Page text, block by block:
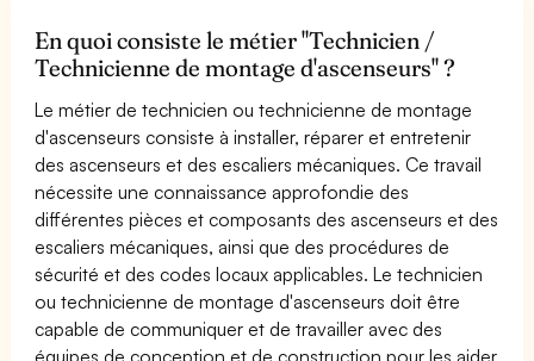
En quoi consiste le métier "Technicien /
Technicienne de montage d'ascenseurs" ?
Le métier de technicien ou technicienne de montage
d'ascenseurs consiste à installer, réparer et entretenir
des ascenseurs et des escaliers mécaniques. Ce travail
nécessite une connaissance approfondie des
différentes pièces et composants des ascenseurs et des
escaliers mécaniques, ainsi que des procédures de
sécurité et des codes locaux applicables. Le technicien
ou technicienne de montage d'ascenseurs doit être
capable de communiquer et de travailler avec des
équipes de conception et de construction pour les aider